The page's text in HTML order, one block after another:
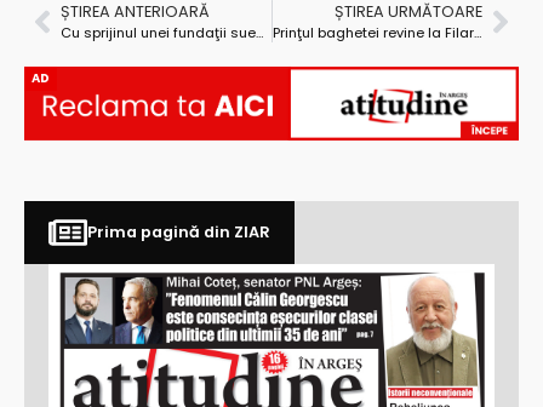
ȘTIREA ANTERIOARĂ
Cu sprijinul unei fundaţii suedeze, în Argeş vor fi înfiinţate centre de educare a populației rrome
ȘTIREA URMĂTOARE
Prinţul baghetei revine la Filarmonica Piteşti
AD
Prima pagină din ZIAR